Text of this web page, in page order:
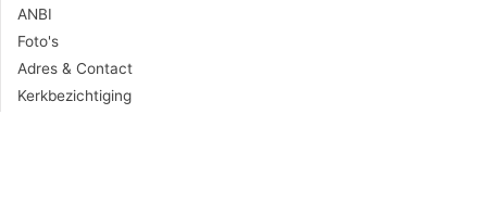
ANBI
Foto's
Adres & Contact
Kerkbezichtiging